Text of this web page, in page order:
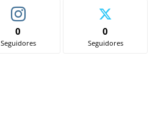
0
Seguidores
0
Seguidores